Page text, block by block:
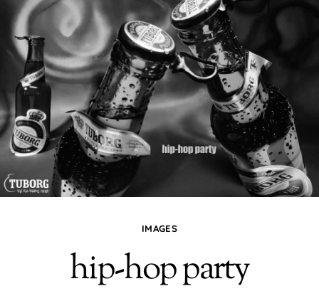
IMAGES
hip-hop party